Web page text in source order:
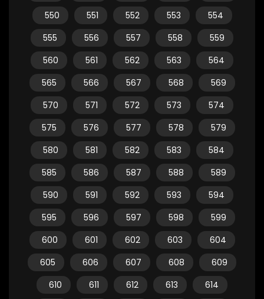
550
551 552 553
554
555
556 557 558
559
560
561 562 563
564
565
566 567 568
569
570
571 572 573
574
575
576 577 578
579
580
581 582 583
584
585
586 587 588
589
590
591 592 593
594
595
596 597 598
599
600
601 602 603
604
605
606 607 608
609
610
611 612 613
614